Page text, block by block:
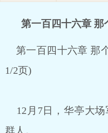
第一百四十六章 那
第一百四十六章 那
1/2页)
12月7日，华亭大场
群人。